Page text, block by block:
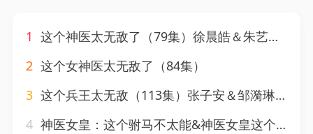
1 这个神医太无敌了（79集）徐晨皓＆朱艺莉＆张世顺＆郭殿财＆江路祺
2 这个女神医太无敌了（84集）
3 这个兵王太无敌（113集）张子安＆邹漪琳＆江路祺
4 神医女皇：这个驸马不太能&神医女皇这个驸马不太能（50集）孙滢皓＆黄昕玥